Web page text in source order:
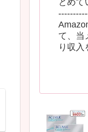
て、当
り収入